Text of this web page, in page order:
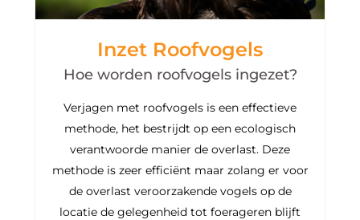
Inzet Roofvogels
Hoe worden roofvogels ingezet?
Verjagen met roofvogels is een effectieve
methode, het bestrijdt op een ecologisch
verantwoorde manier de overlast. Deze
methode is zeer efficiënt maar zolang er voor
de overlast veroorzakende vogels op de
locatie de gelegenheid tot foerageren blijft